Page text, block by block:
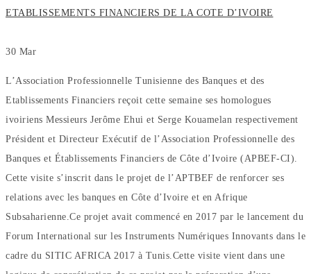
ETABLISSEMENTS FINANCIERS DE LA COTE D’IVOIRE
30 Mar
L’Association Professionnelle Tunisienne des Banques et des
Etablissements Financiers reçoit cette semaine ses homologues
ivoiriens Messieurs Jerôme Ehui et Serge Kouamelan respectivement
Président et Directeur Exécutif de l’Association Professionnelle des
Banques et Établissements Financiers de Côte d’Ivoire (APBEF-CI).
Cette visite s’inscrit dans le projet de l’APTBEF de renforcer ses
relations avec les banques en Côte d’Ivoire et en Afrique
Subsaharienne.Ce projet avait commencé en 2017 par le lancement du
Forum International sur les Instruments Numériques Innovants dans le
cadre du SITIC AFRICA 2017 à Tunis.Cette visite vient dans une